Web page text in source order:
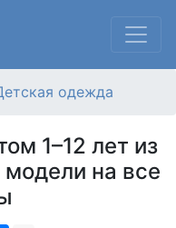
одежда
1–12 лет из
на все